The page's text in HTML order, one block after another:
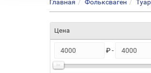
Главная Фольксваген
Цена
₽ -